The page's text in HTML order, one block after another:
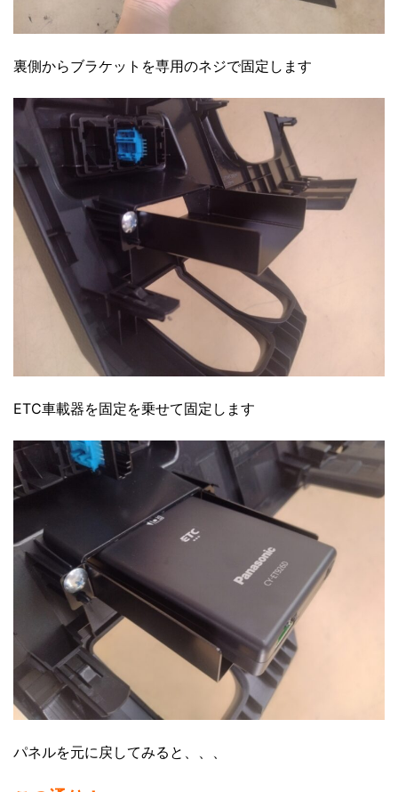
裏側からブラケットを専用のネジで固定します
ETC車載器を固定を乗せて固定します
パネルを元に戻してみると、、、